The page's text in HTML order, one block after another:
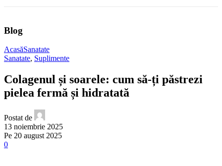
Blog
AcasăSanatate
Sanatate, Suplimente
Colagenul și soarele: cum să-ți păstrezi
pielea fermă și hidratată
Postat de
13 noiembrie 2025
Pe 20 august 2025
0